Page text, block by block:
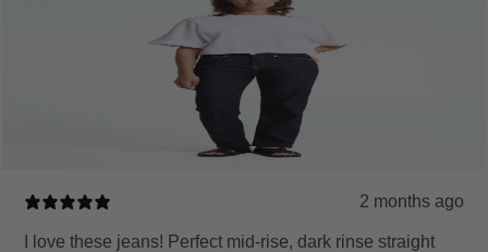
2 months ago
I love these jeans! Perfect mid-rise, dark rinse straight